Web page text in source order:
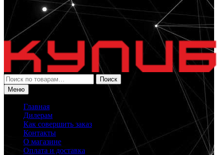
Искать:
Поиск
Меню
Главная
Дилерам
Как совершить заказ
Контакты
О магазине
Оплата и доставка